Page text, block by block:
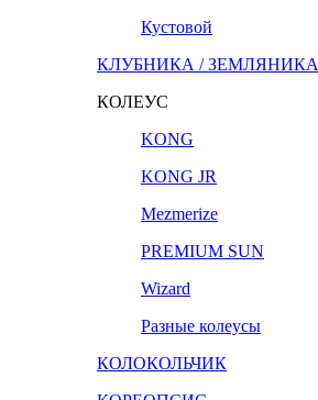
Кустовой
КЛУБНИКА / ЗЕМЛЯНИКА
КОЛЕУС
KONG
KONG JR
Mezmerize
PREMIUM SUN
Wizard
Разные колеусы
КОЛОКОЛЬЧИК